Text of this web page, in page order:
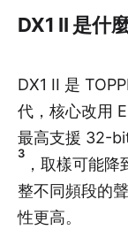
DX1 II 是什
DX1 II 是
代，核心改用
最高支援 32-
3
，取樣可能
整不同頻段的
性更高。